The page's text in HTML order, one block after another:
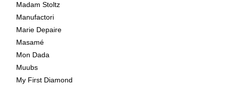
Madam Stoltz
Manufactori
Marie Depaire
Masamé
Mon Dada
Muubs
My First Diamond